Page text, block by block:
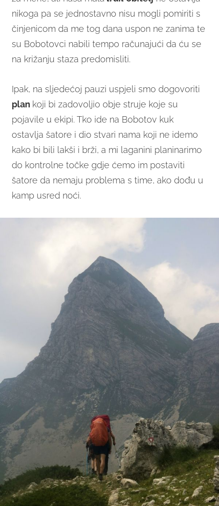
nikoga pa se jednostavno nisu mogli pomiriti s
činjenicom da me tog dana uspon ne zanima te
su Bobotovci nabili tempo računajući da ću se
na križanju staza predomisliti.
Ipak, na sljedećoj pauzi uspjeli smo dogovoriti
plan koji bi zadovoljio obje struje koje su
pojavile u ekipi. Tko ide na Bobotov kuk
ostavlja šatore i dio stvari nama koji ne idemo
kako bi bili lakši i brži, a mi laganini planinarimo
do kontrolne točke gdje ćemo im postaviti
šatore da nemaju problema s time, ako dođu u
kamp usred noći.